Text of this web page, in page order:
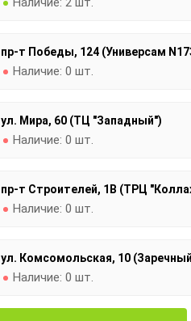
пр-т Победы, 124 (Универсам
Наличие: 0 шт.
ул. Мира, 60 (ТЦ "Западный")
Наличие: 0 шт.
пр-т Строителей, 1В (ТРЦ
Наличие: 0 шт.
ул. Комсомольская, 10
Наличие: 0 шт.